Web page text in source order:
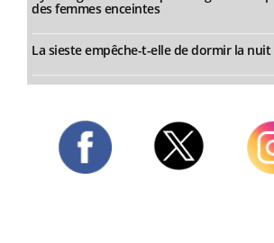
des femmes enceintes
La sieste empêche-t-elle de dormir la nuit